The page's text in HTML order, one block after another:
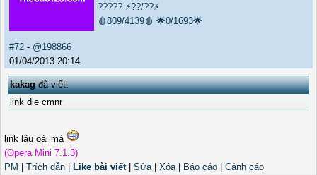
????? ⚡??/??⚡
🩸809/4139🩸 🌟0/1693🌟
#72 - @198866
01/04/2013 20:14
kakagđã viết:
link die cmnr
link lâu oài mà
(Opera Mini 7.1.3)
PM
Trích dẫn Like bài viết| Sửa| Xóa| Báo cáo Cảnh cáo